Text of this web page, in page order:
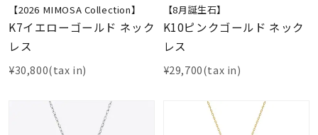
【2026 MIMOSA Collection】
K7イエローゴールド ネック
レス
¥30,800(tax in)
【8月誕生石】
K10ピンクゴールド ネック
レス
¥29,700(tax in)